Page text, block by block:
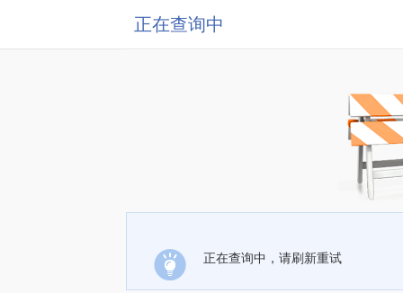
正在查询中
正在查询中，请刷新重试